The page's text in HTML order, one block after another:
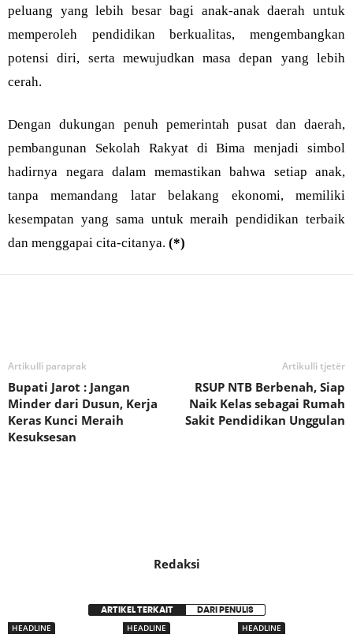
peluang yang lebih besar bagi anak-anak daerah untuk
memperoleh pendidikan berkualitas, mengembangkan
potensi diri, serta mewujudkan masa depan yang lebih
cerah.
Dengan dukungan penuh pemerintah pusat dan daerah,
pembangunan Sekolah Rakyat di Bima menjadi simbol
hadirnya negara dalam memastikan bahwa setiap anak,
tanpa memandang latar belakang ekonomi, memiliki
kesempatan yang sama untuk meraih pendidikan terbaik
dan menggapai cita-citanya. (*)
Artikulli paraprak
Bupati Jarot : Jangan
Minder dari Dusun, Kerja
Keras Kunci Meraih
Kesuksesan
Artikulli tjetër
RSUP NTB Berbenah, Siap
Naik Kelas sebagai Rumah
Sakit Pendidikan Unggulan
Redaksi
ARTIKEL TERKAIT DARI PENULIS
HEADLINE HEADLINE HEADLINE